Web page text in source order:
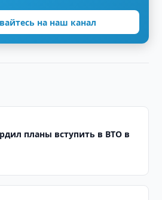
на наш канал
планы вступить в ВТО в